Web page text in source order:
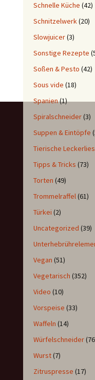
Schnelle Küche (42)
Schnitzelwerk(20)
Slowjuicer(3)
Sonstige Rezepte
Soßen & Pesto (42)
Sous vide (18)
Spanien(1)
Spiralschneider(3)
Suppen & Eintöpfe
Tierische Leckerlies
Tipps & Tricks (73)
Torten (49)
Trommelraffel(61)
Türkei (2)
Uncategorized (39)
Vegan (51)
Vegetarisch (352)
Video (10)
Vorspeise (33)
Waffeln (14)
Würfelschneider
Wurst(7)
Zitruspresse (17)